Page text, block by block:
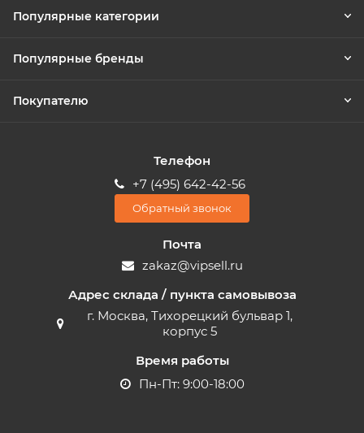
Популярные категории
Популярные бренды
Покупателю
Телефон
+7 (495) 642-42-56
Обратный звонок
Почта
zakaz@vipsell.ru
Адрес склада / пункта самовывоза
г. Москва, Тихорецкий бульвар 1,
корпус 5
Время работы
Пн-Пт: 9:00-18:00